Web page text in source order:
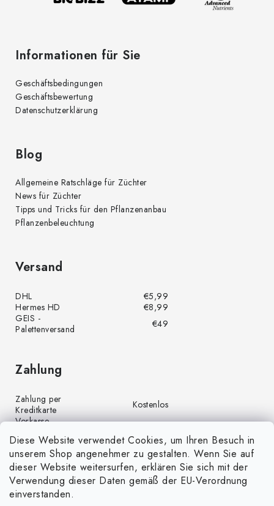
Diese Website verwendet Cookies, um Ihren Besuch in
unserem Shop angenehmer zu gestalten. Wenn Sie auf
dieser Website weitersurfen, erklären Sie sich mit der
Verwendung dieser Daten gemäß der EU-Verordnung
einverstanden.
Informationen für Sie
Geschäftsbedingungen
Geschäftsbewertung
Datenschutzerklärung
Blog
Allgemeine Ratschläge für Züchter
News für Züchter
Tipps und Tricks für den Pflanzenanbau
Pflanzenbeleuchtung
Versand
DHL
€5,99
Hermes HD
€8,99
GEIS -
Palettenversand
€49
Zahlung
Zahlung per
Kreditkarte
Kostenlos
Vorkasse
Zahlung per PayPal
Kostenlos
Nachnahme
€4,00